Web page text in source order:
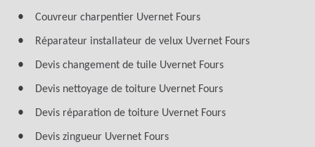
Couvreur charpentier Uvernet Fours
Réparateur installateur de velux Uvernet Fours
Devis changement de tuile Uvernet Fours
Devis nettoyage de toiture Uvernet Fours
Devis réparation de toiture Uvernet Fours
Devis zingueur Uvernet Fours